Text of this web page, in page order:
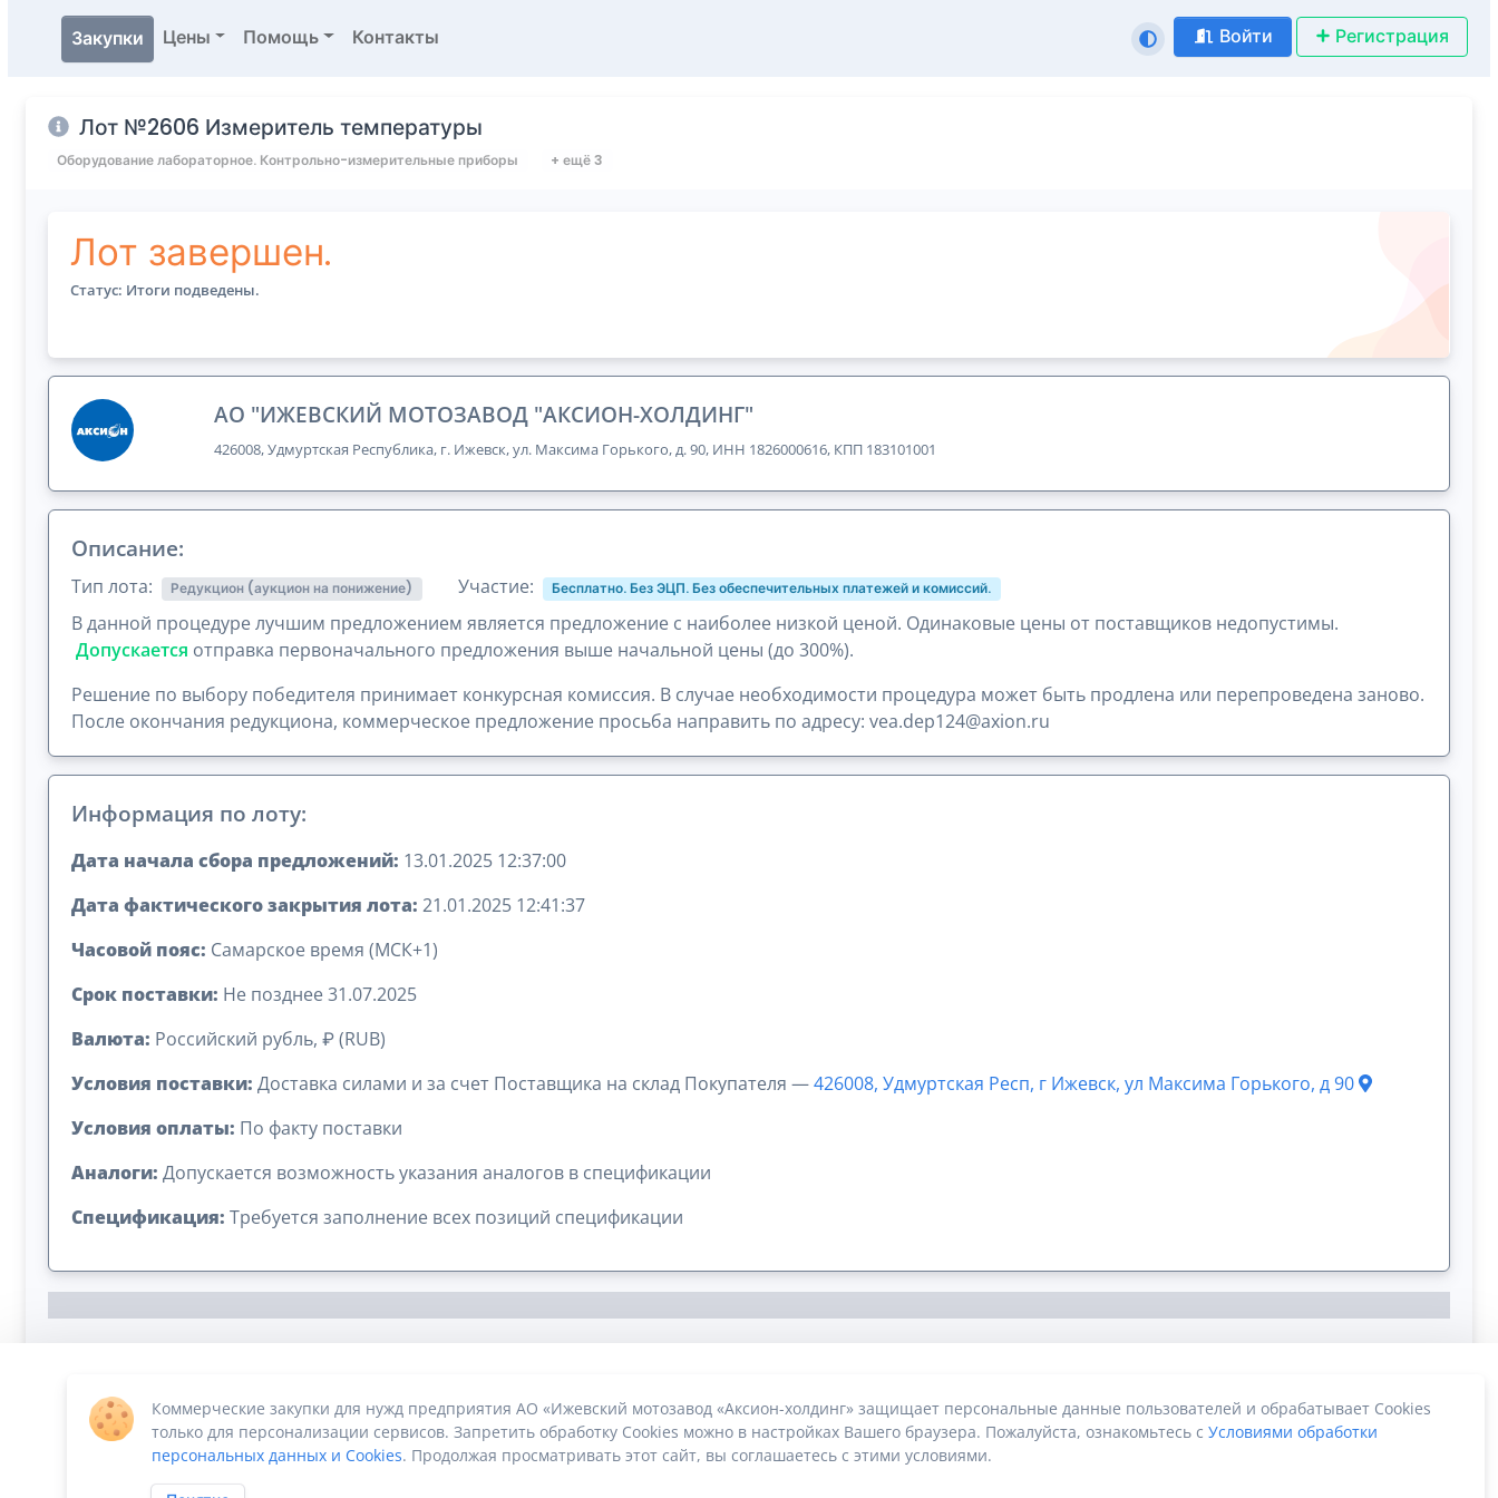
Закупки Цены Помощь Контакты Войти Регистрация
Лот №2606 Измеритель температуры
Оборудование лабораторное. Контрольно-измерительные приборы + ещё 3
Лот завершен.
Статус: Итоги подведены.
АО "ИЖЕВСКИЙ МОТОЗАВОД "АКСИОН-ХОЛДИНГ"
426008, Удмуртская Республика, г. Ижевск, ул. Максима Горького, д. 90, ИНН 1826000616, КПП 183101001
Описание:
Тип лота: Редукцион (аукцион на понижение) Участие: Бесплатно. Без ЭЦП. Без обеспечительных платежей и комиссий.
В данной процедуре лучшим предложением является предложение с наиболее низкой ценой. Одинаковые цены от поставщиков недопустимы.
Допускается отправка первоначального предложения выше начальной цены (до 300%).
Решение по выбору победителя принимает конкурсная комиссия. В случае необходимости процедура может быть продлена или перепроведена заново.
После окончания редукциона, коммерческое предложение просьба направить по адресу: vea.dep124@axion.ru
Информация по лоту:
Дата начала сбора предложений: 13.01.2025 12:37:00
Дата фактического закрытия лота: 21.01.2025 12:41:37
Часовой пояс: Самарское время (МСК+1)
Срок поставки: Не позднее 31.07.2025
Валюта: Российский рубль, ₽ (RUB)
Условия поставки: Доставка силами и за счет Поставщика на склад Покупателя —426008, Удмуртская Респ, г Ижевск, ул Максима Горького, д 90
Условия оплаты: По факту поставки
Аналоги: Допускается возможность указания аналогов в спецификации
Спецификация: Требуется заполнение всех позиций спецификации
Сумма лота: 1 300 000,00 ₽
Коммерческие закупки для нужд предприятия АО «Ижевский мотозавод «Аксион-холдинг» защищает персональные данные пользователей и обрабатывает Cookies
только для персонализации сервисов. Запретить обработку Cookies можно в настройках Вашего браузера. Пожалуйста, ознакомьтесь с Условиями обработки
персональных данных и Cookies. Продолжая просматривать этот сайт, вы соглашаетесь с этими условиями.